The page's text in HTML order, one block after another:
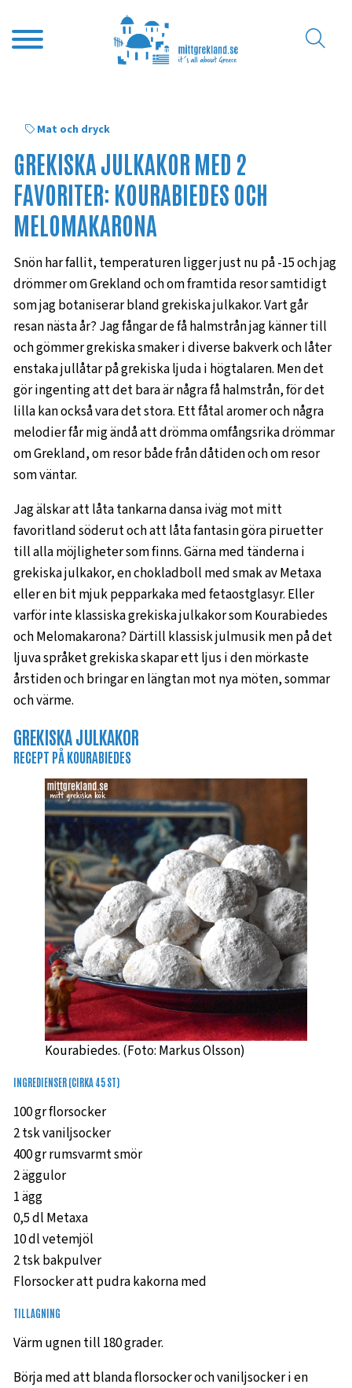
Mat och dryck
GREKISKA JULKAKOR MED 2
FAVORITER: KOURABIEDES OCH
MELOMAKARONA
Snön har fallit, temperaturen ligger just nu på -15 och jag
drömmer om Grekland och om framtida resor samtidigt
som jag botaniserar bland grekiska julkakor. Vart går
resan nästa år? Jag fångar de få halmstrån jag känner till
och gömmer grekiska smaker i diverse bakverk och låter
enstaka jullåtar på grekiska ljuda i högtalaren. Men det
gör ingenting att det bara är några få halmstrån, för det
lilla kan också vara det stora. Ett fåtal aromer och några
melodier får mig ändå att drömma omfångsrika drömmar
om Grekland, om resor både från dåtiden och om resor
som väntar.
Jag älskar att låta tankarna dansa iväg mot mitt
favoritland söderut och att låta fantasin göra piruetter
till alla möjligheter som finns. Gärna med tänderna i
grekiska julkakor, en chokladboll med smak av Metaxa
eller en bit mjuk pepparkaka med fetaostglasyr. Eller
varför inte klassiska grekiska julkakor som Kourabiedes
och Melomakarona? Därtill klassisk julmusik men på det
ljuva språket grekiska skapar ett ljus i den mörkaste
årstiden och bringar en längtan mot nya möten, sommar
och värme.
GREKISKA JULKAKOR
RECEPT PÅ KOURABIEDES
Kourabiedes. (Foto: Markus Olsson)
INGREDIENSER (CIRKA 45 ST)
100 gr florsocker
2 tsk vaniljsocker
400 gr rumsvarmt smör
2 äggulor
1 ägg
0,5 dl Metaxa
10 dl vetemjöl
2 tsk bakpulver
Florsocker att pudra kakorna med
TILLAGNING
Värm ugnen till 180 grader.
Börja med att blanda florsocker och vaniljsocker i en